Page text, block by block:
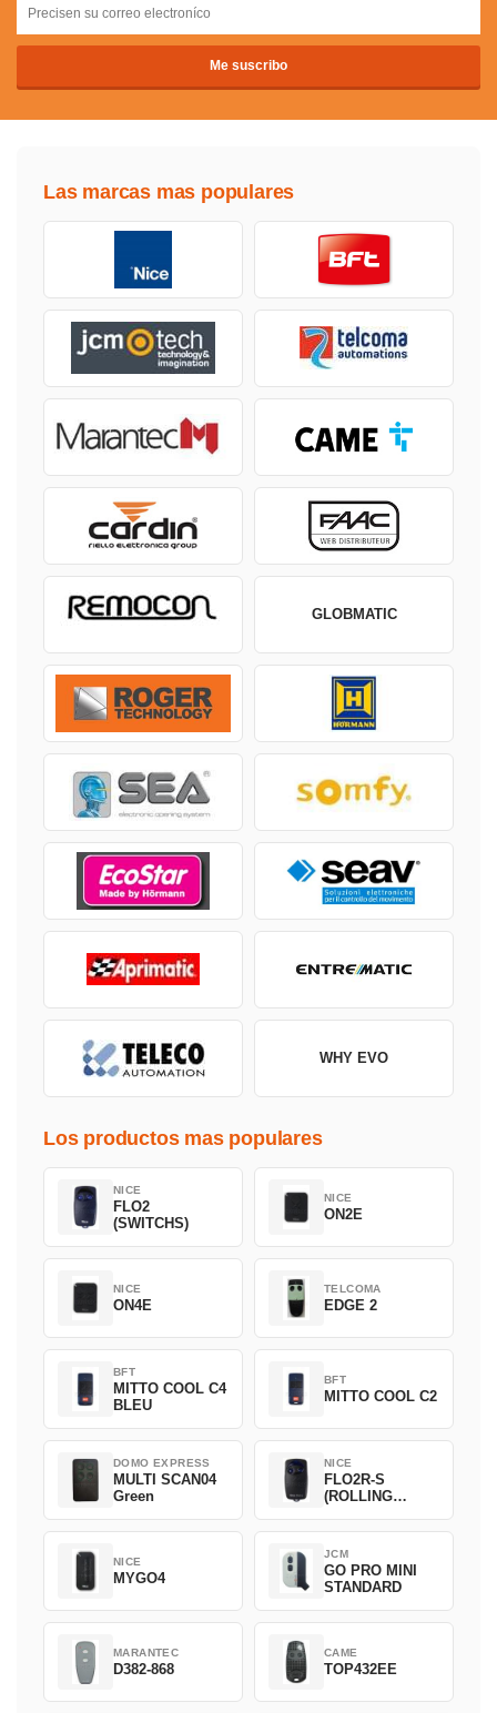
Las marcas mas populares
GLOBMATIC
WHY EVO
Los productos mas populares
NICE
FLO2
(SWITCHS)
NICE
ON2E
NICE
ON4E
TELCOMA
EDGE 2
BFT
MITTO COOL C4
BLEU
BFT
MITTO COOL C2
DOMO EXPRESS
MULTI SCAN04
Green
NICE
FLO2R-S
(ROLLING
NICE
MYGO4
JCM
GO PRO MINI
STANDARD
MARANTEC
D382-868
CAME
TOP432EE